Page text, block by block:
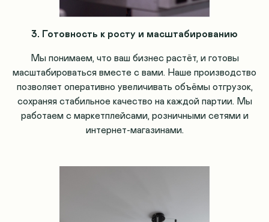
3. Готовность к росту и масштабированию
Мы понимаем, что ваш бизнес растёт, и готовы
масштабироваться вместе с вами. Наше производство
позволяет оперативно увеличивать объёмы отгрузок,
сохраняя стабильное качество на каждой партии. Мы
работаем с маркетплейсами, розничными сетями и
интернет-магазинами.